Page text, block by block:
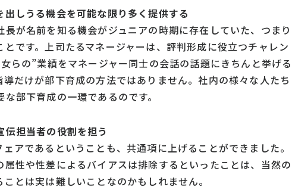
しうる機会を可能な限り多く提供する
が名前を知る機会がジュニアの時期に存在していた、つまり
です。上司たるマネージャーは、評判形成に役立つチャレン
らの”業績をマネージャー同士の会話の話題にきちんと挙げる
だけが部下育成の方法ではありません。社内の様々な人たち
部下育成の一環であるのです。
担当者の役割を担う
アであるということも、共通項に上げることができました。
性や性差によるバイアスは排除するといったことは、当然の
とは実は難しいことなのかもしれません。